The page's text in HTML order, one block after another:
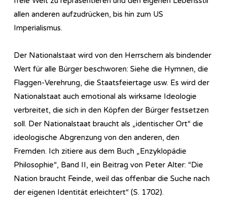
allen anderen aufzudrücken, bis hin zum US
Imperialismus.
Der Nationalstaat wird von den Herrschern als bindender
Wert für alle Bürger beschworen: Siehe die Hymnen, die
Flaggen-Verehrung, die Staatsfeiertage usw. Es wird der
Nationalstaat auch emotional als wirksame Ideologie
verbreitet, die sich in den Köpfen der Bürger festsetzen
soll. Der Nationalstaat braucht als „identischer Ort“ die
ideologische Abgrenzung von den anderen, den
Fremden. Ich zitiere aus dem Buch „Enzyklopädie
Philosophie“, Band II, ein Beitrag von Peter Alter: “Die
Nation braucht Feinde, weil das offenbar die Suche nach
der eigenen Identität erleichtert“ (S. 1702).